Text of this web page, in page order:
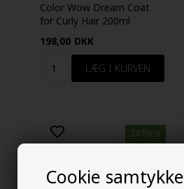
Cookie samtykke
Color Wow Dream Coat
for Curly Hair 200ml
198,00 DKK
247pris